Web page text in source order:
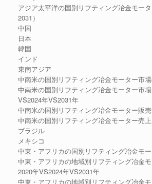
アジア太平洋の国別リフティング冶金モー
2031）
中国
日本
韓国
インド
東南アジア
中南米の国別リフティング冶金モーター市
中南米の国別リフティング冶金モーター市
VS2024年VS2031年
中南米の国別リフティング冶金モーター販売
中南米の国別リフティング冶金モーター売上
ブラジル
メキシコ
中東・アフリカの国別リフティング冶金モ
中東・アフリカの地域別リフティング冶金
2020年VS2024年VS2031年
中東・アフリカの地域別リフティング冶金